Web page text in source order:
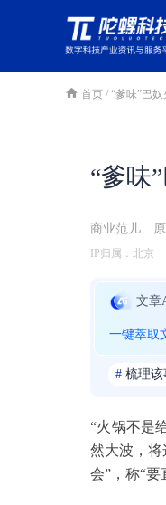
首页 / “爹味”巴
“爹味
商业范儿
IP归属：北京
文章
一键萃取
# 梳理
“火锅不是
然大波，将
会”，称“要